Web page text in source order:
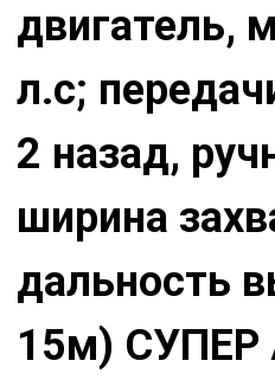
двигатель,
л.с;
2 назад,
ширина
дальность
15м) СУПЕР